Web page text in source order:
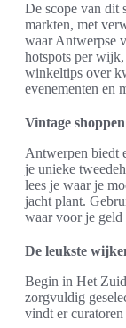
De scope van dit
markten, met
waar Antwerpse
hotspots per
winkeltips over
evenementen en
Vintage
Antwerpen biedt
je unieke
lees je waar je
jacht plant.
waar voor je geld
De leukste
Begin in Het
zorgvuldig
vindt er